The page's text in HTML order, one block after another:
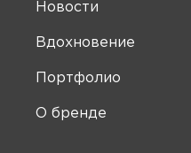
Новости
Вдохновение
Портфолио
О бренде